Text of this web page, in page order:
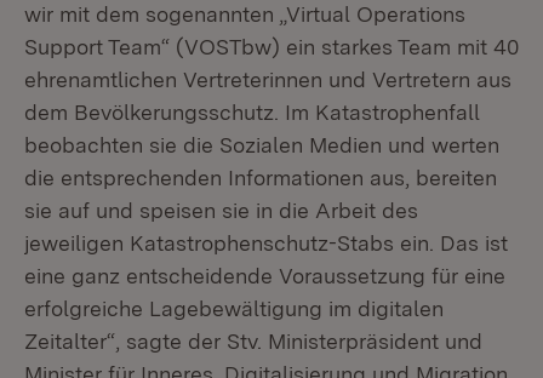
wir mit dem sogenannten „Virtual Operations
Support Team“ (VOSTbw) ein starkes Team mit 40
ehrenamtlichen Vertreterinnen und Vertretern aus
dem Bevölkerungsschutz. Im Katastrophenfall
beobachten sie die Sozialen Medien und werten
die entsprechenden Informationen aus, bereiten
sie auf und speisen sie in die Arbeit des
jeweiligen Katastrophenschutz-Stabs ein. Das ist
eine ganz entscheidende Voraussetzung für eine
erfolgreiche Lagebewältigung im digitalen
Zeitalter“, sagte der Stv. Ministerpräsident und